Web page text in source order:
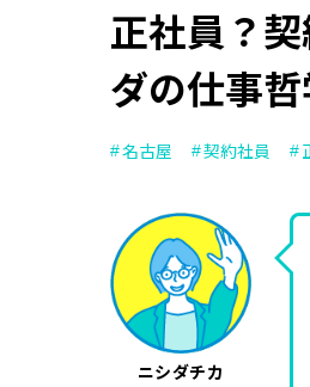
正社員？
ダの仕事
名古屋 契約社員
ニシダチカ